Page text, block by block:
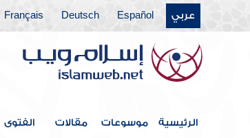
عربي Español
Deutsch
Français
الرئيسية موسوعات مقالات الفتوى فهرس الكتاب